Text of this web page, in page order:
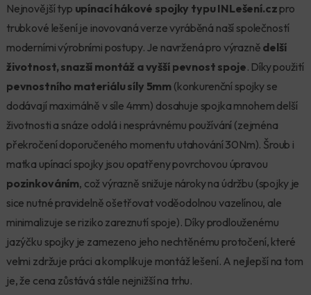
Nejnovější typ upínací hákové spojky typu INLešení.czpro
trubkové lešení je inovovaná verze vyráběná naší společností
moderními výrobními postupy. Je navržená pro výrazně delší
životnost, snazší montáž a vyšší pevnost spoje. Díky použití
pevnostního materiálu síly 5mm (konkurenční spojky se
dodávají maximálně v síle 4mm) dosahuje spojka mnohem delší
životnosti a snáze odolá i nesprávnému používání (zejména
překročení doporučeného momentu utahování 30Nm). Šroub i
matka upínací spojky jsou opatřeny povrchovou úpravou
pozinkováním, což výrazně snižuje nároky na údržbu (spojky je
sice nutné pravidelně ošetřovat voděodolnou vazelínou, ale
minimalizuje se riziko zareznutí spoje). Díky prodlouženému
jazýčku spojky je zamezeno jeho nechtěnému protočení, které
velmi zdržuje práci a komplikuje montáž lešení. A nejlepší na tom
je, že cena zůstává stále nejnižší na trhu.